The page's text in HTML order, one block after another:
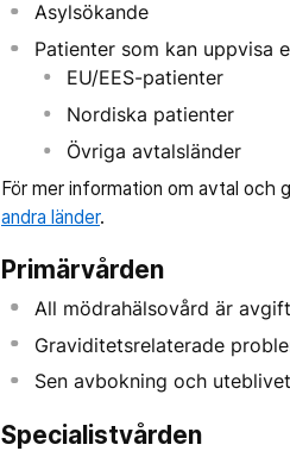
Asylsökande
Patienter som kan uppvisa
EU/EES-patienter
Nordiska patienter
Övriga avtalsländer
För mer information om avtal och
andra länder.
Primärvården
All mödrahälsovård är
Graviditetsrelaterade
Sen avbokning och
Specialistvården